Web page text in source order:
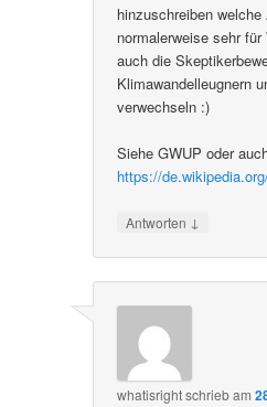
hinzuschreiben
normalerweise sehr
auch die
Klimawandelleugnern
verwechseln :)
Siehe GWUP oder
https://
Antworten ↓
whatisrightschriebam